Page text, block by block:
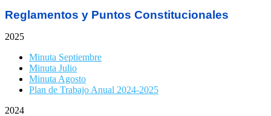
Reglamentos y Puntos Constitucionales
2025
Minuta Septiembre
Minuta Julio
Minuta Agosto
Plan de Trabajo Anual 2024-2025
2024